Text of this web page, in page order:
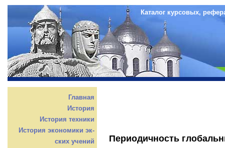
Каталог курсовых,
Главная
История
История техники
История экономики эк-
ских учений
Периодичность